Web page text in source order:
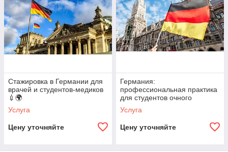
Стажировка в Германии для
врачей и студентов-медиков
💉🌍
Услуга
Цену уточняйте
Германия:
профессиональная практика
для студентов очного
отделения
Услуга
Цену уточняйте